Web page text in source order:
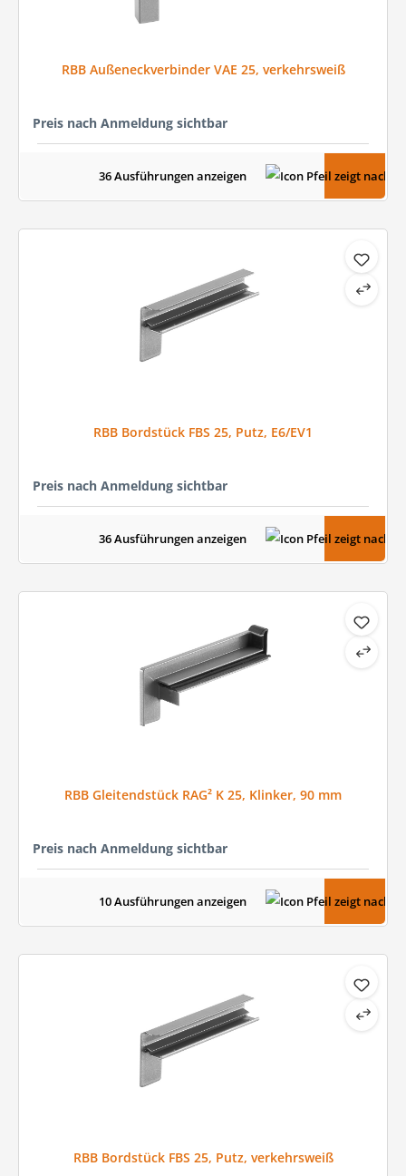
RBB Außeneckverbinder VAE 25, verkehrsweiß
Preis nach Anmeldung sichtbar
36 Ausführungen anzeigen
RBB Bordstück FBS 25, Putz, E6/EV1
Preis nach Anmeldung sichtbar
36 Ausführungen anzeigen
RBB Gleitendstück RAG² K 25, Klinker, 90 mm
Preis nach Anmeldung sichtbar
10 Ausführungen anzeigen
RBB Bordstück FBS 25, Putz, verkehrsweiß